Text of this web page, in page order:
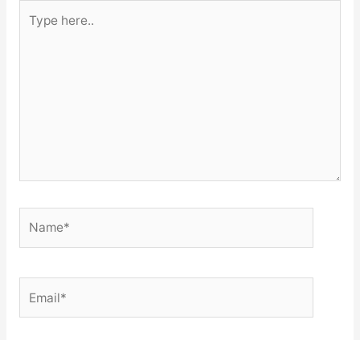
here..